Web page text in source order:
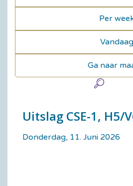
Per
Vandaag
Ga naar
Uitslag CSE-1, H5/
Donderdag, 11. Juni 2026